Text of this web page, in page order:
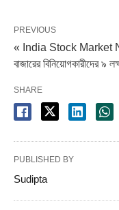
PREVIOUS
« India Stock Market
বাজারের বিনিয়োগকারীদের ৯
SHARE
PUBLISHED BY
Sudipta